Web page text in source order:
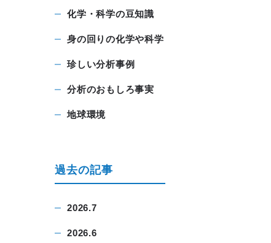
化学・科学の豆知識
身の回りの化学や科学
珍しい分析事例
分析のおもしろ事実
地球環境
過去の記事
2026.7
2026.6